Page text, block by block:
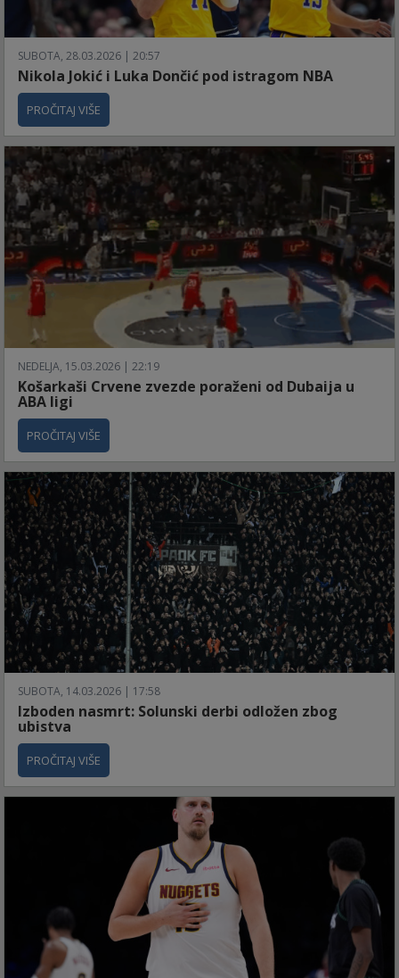
SUBOTA, 28.03.2026 | 20:57
Nikola Jokić i Luka Dončić pod istragom NBA
PROČITAJ VIŠE
NEDELJA, 15.03.2026 | 22:19
Košarkaši Crvene zvezde poraženi od Dubaija u
ABA ligi
PROČITAJ VIŠE
SUBOTA, 14.03.2026 | 17:58
Izboden nasmrt: Solunski derbi odložen zbog
ubistva
PROČITAJ VIŠE